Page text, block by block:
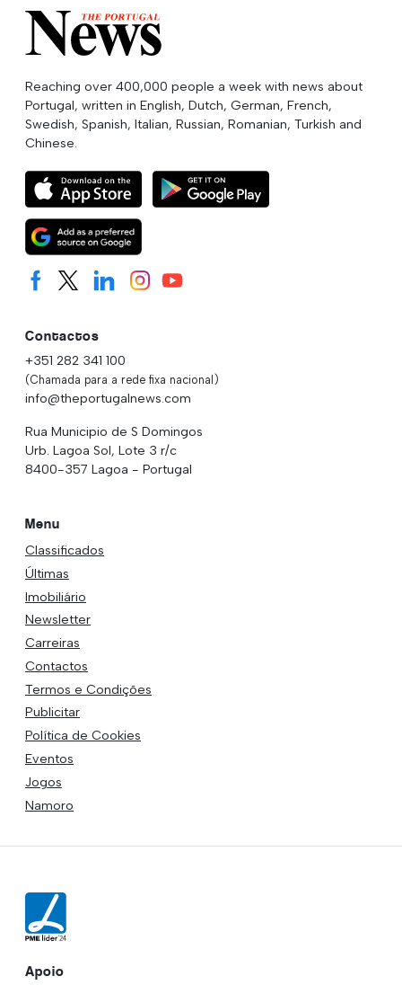
Reaching over 400,000 people a week with news about
Portugal, written in English, Dutch, German, French,
Swedish, Spanish, Italian, Russian, Romanian, Turkish and
Chinese.
Contactos
+351 282 341 100
(Chamada para a rede fixa nacional)
info@theportugalnews.com
Rua Municipio de S Domingos
Urb. Lagoa Sol, Lote 3 r/c
8400-357 Lagoa - Portugal
Menu
Classificados
Últimas
Imobiliário
Newsletter
Carreiras
Contactos
Termos e Condições
Publicitar
Política de Cookies
Eventos
Jogos
Namoro
Apoio